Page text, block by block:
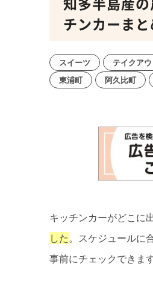
チンカーま
スイーツ テイクアウ
東浦町
阿久比町
キッチンカーがどこに
した 。スケジュールに
事前にチェックできま